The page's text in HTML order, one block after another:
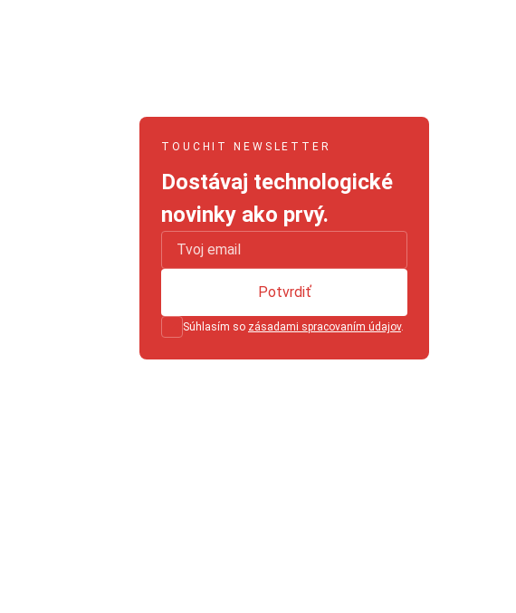
TOUCHIT NEWSLETTER
Dostávaj technologické
novinky ako prvý.
Súhlasím so zásadami spracovaním údajov.
Potvrdiť